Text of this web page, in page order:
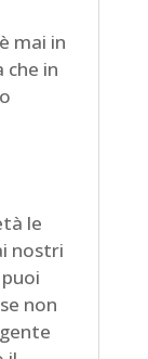
mai in
che in
le
nostri
non